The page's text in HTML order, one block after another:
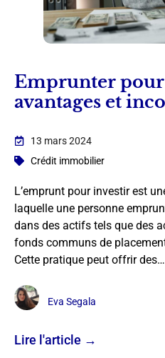
Emprunter
avantages et
13 mars 2024
Crédit immobilier
L’emprunt pour investir est
laquelle une personne
dans des actifs tels que des
fonds communs de
Cette pratique peut offrir des…
Eva Segala
Lire l'article →